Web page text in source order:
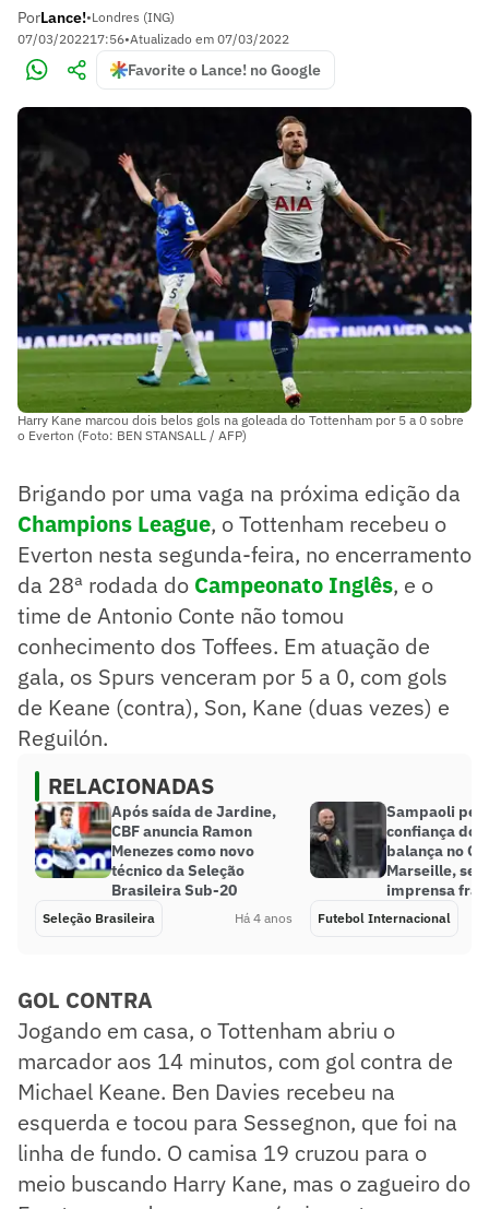
PorLance!•Londres (ING)
07/03/202217:56•Atualizado em 07/03/2022
Favorite o Lance! no Google
Harry Kane marcou dois belos gols na goleada do Tottenham por 5 a 0 sobre
o Everton (Foto: BEN STANSALL / AFP)
Brigando por uma vaga na próxima edição da
Champions League, o Tottenham recebeu o
Everton nesta segunda-feira, no encerramento
da 28ª rodada do Campeonato Inglês, e o
time de Antonio Conte não tomou
conhecimento dos Toffees. Em atuação de
gala, os Spurs venceram por 5 a 0, com gols
de Keane (contra), Son, Kane (duas vezes) e
Reguilón.
RELACIONADAS
Após saída de Jardine,
CBF anuncia Ramon
Menezes como novo
técnico da Seleção
Brasileira Sub-20
Seleção Brasileira Há 4 anos
Sampaoli
confiança do
balança no
Marseille,
imprensa
Futebol Internacional
GOL CONTRA
Jogando em casa, o Tottenham abriu o
marcador aos 14 minutos, com gol contra de
Michael Keane. Ben Davies recebeu na
esquerda e tocou para Sessegnon, que foi na
linha de fundo. O camisa 19 cruzou para o
meio buscando Harry Kane, mas o zagueiro do